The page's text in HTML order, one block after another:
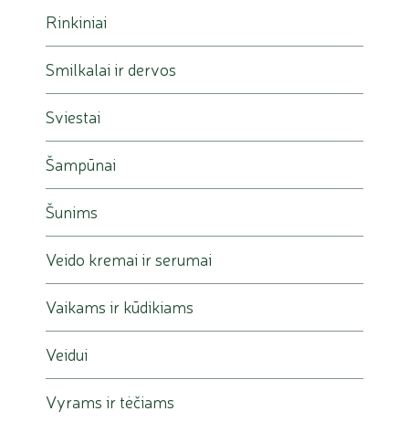
Rinkiniai
Smilkalai ir dervos
Sviestai
Šampūnai
Šunims
Veido kremai ir serumai
Vaikams ir kūdikiams
Veidui
Vyrams ir tėčiams